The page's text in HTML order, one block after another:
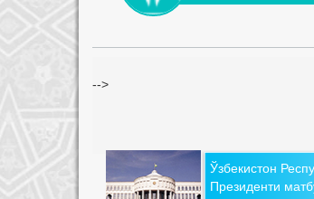
-->
Ўзбекистон
Президенти